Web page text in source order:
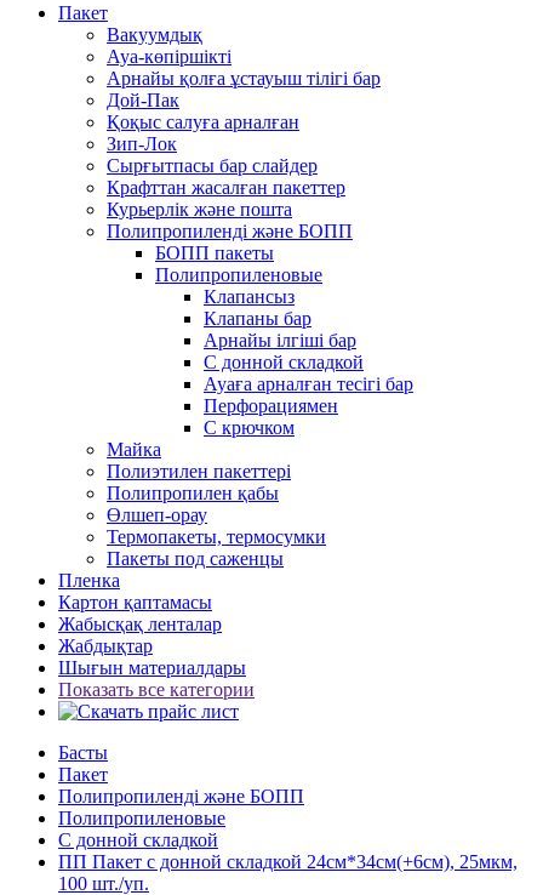
Пакет
Вакуумдық
Ауа-көпіршікті
Арнайы қолға ұстауыш тілігі бар
Дой-Пак
Қоқыс салуға арналған
Зип-Лок
Сырғытпасы бар слайдер
Крафттан жасалған пакеттер
Курьерлік және пошта
Полипропиленді және БОПП
БОПП пакеты
Полипропиленовые
Клапансыз
Клапаны бар
Арнайы ілгіші бар
С донной складкой
Ауаға арналған тесігі бар
Перфорациямен
С крючком
Майка
Полиэтилен пакеттері
Полипропилен қабы
Өлшеп-орау
Термопакеты, термосумки
Пакеты под саженцы
Пленка
Картон қаптамасы
Жабысқақ ленталар
Жабдықтар
Шығын материалдары
Показать все категории
Басты
Пакет
Полипропиленді және БОПП
Полипропиленовые
С донной складкой
ПП Пакет с донной складкой 24см*34см(+6см), 25мкм,
100 шт./уп.